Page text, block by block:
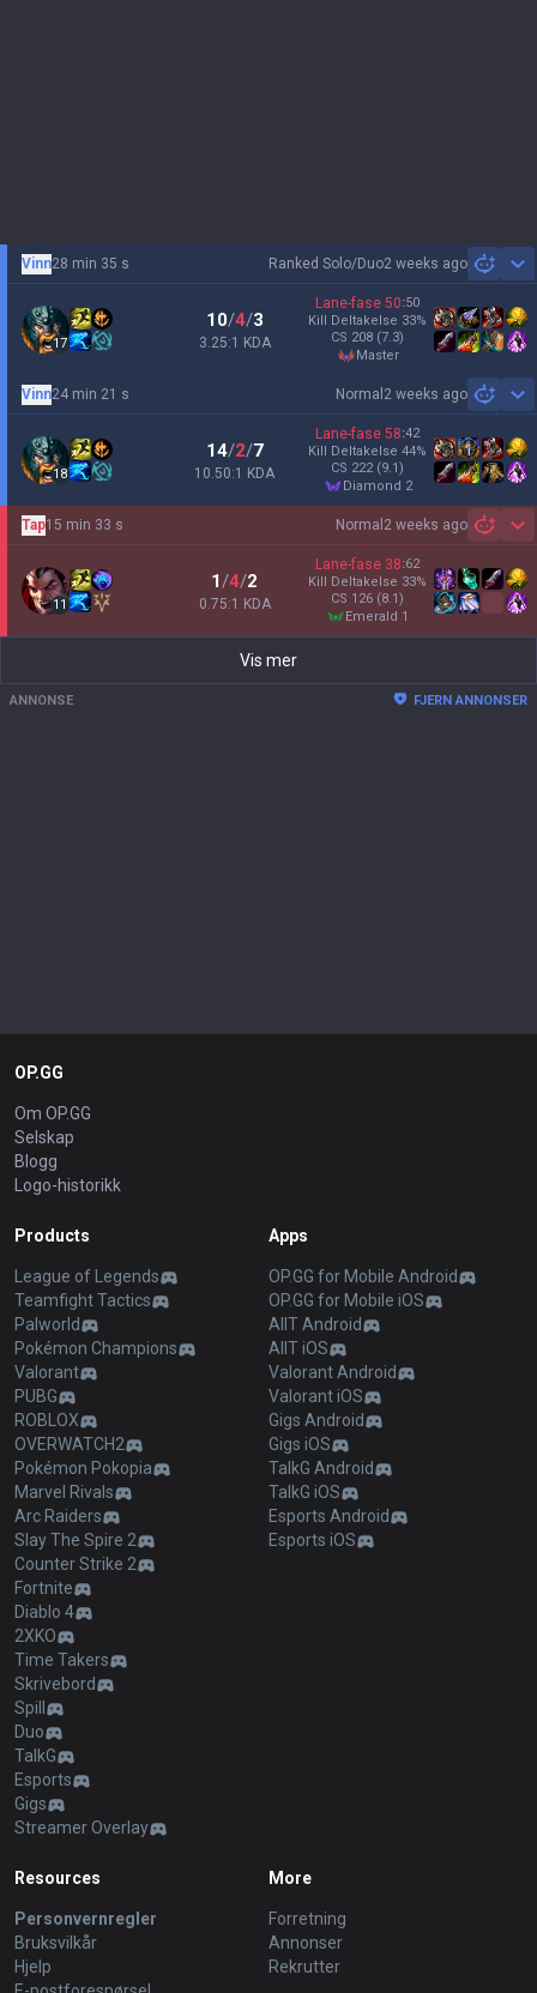
Ranked Solo/Duo2 weeks ago
Vinn28 min 35 s
17
10/4/3
3.25:1 KDA
Lane-fase 50:50
Kill Deltakelse 33%
CS 208 (7.3)
master
Normal 2 weeks ago
Vinn24 min 21 s
18
14/2/7
10.50:1 KDA
Lane-fase 58:42
Kill Deltakelse 44%
CS 222 (9.1)
diamond 2
Normal 2 weeks ago
Tap15 min 33 s
11
1/4/2
0.75:1 KDA
Lane-fase 38:62
Kill Deltakelse 33%
CS 126 (8.1)
emerald 1
Vis mer
ANNONSE FJERN ANNONSER
OP.GG
Om OP.GG
Selskap
Blogg
Logo-historikk
Products
League of Legends
Teamfight Tactics
Palworld
Pokémon Champions
Valorant
PUBG
ROBLOX
OVERWATCH2
Pokémon Pokopia
Marvel Rivals
Arc Raiders
Slay The Spire 2
Counter Strike 2
Fortnite
Diablo 4
2XKO
Time Takers
Skrivebord
Spill
Duo
TalkG
Esports
Gigs
Streamer Overlay
Apps
OP.GG for Mobile Android
OP.GG for Mobile iOS
AllT Android
AllT iOS
Valorant Android
Valorant iOS
Gigs Android
Gigs iOS
TalkG Android
TalkG iOS
Esports Android
Esports iOS
Resources
Personvernregler
Bruksvilkår
Hjelp
More
Forretning
Annonser
Rekrutter